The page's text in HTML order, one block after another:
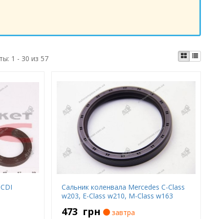
1 - 30 из 57
Сальник коленвала Mercedes C-Class
w203, E-Class w210, M-Class w163
473 грн завтра